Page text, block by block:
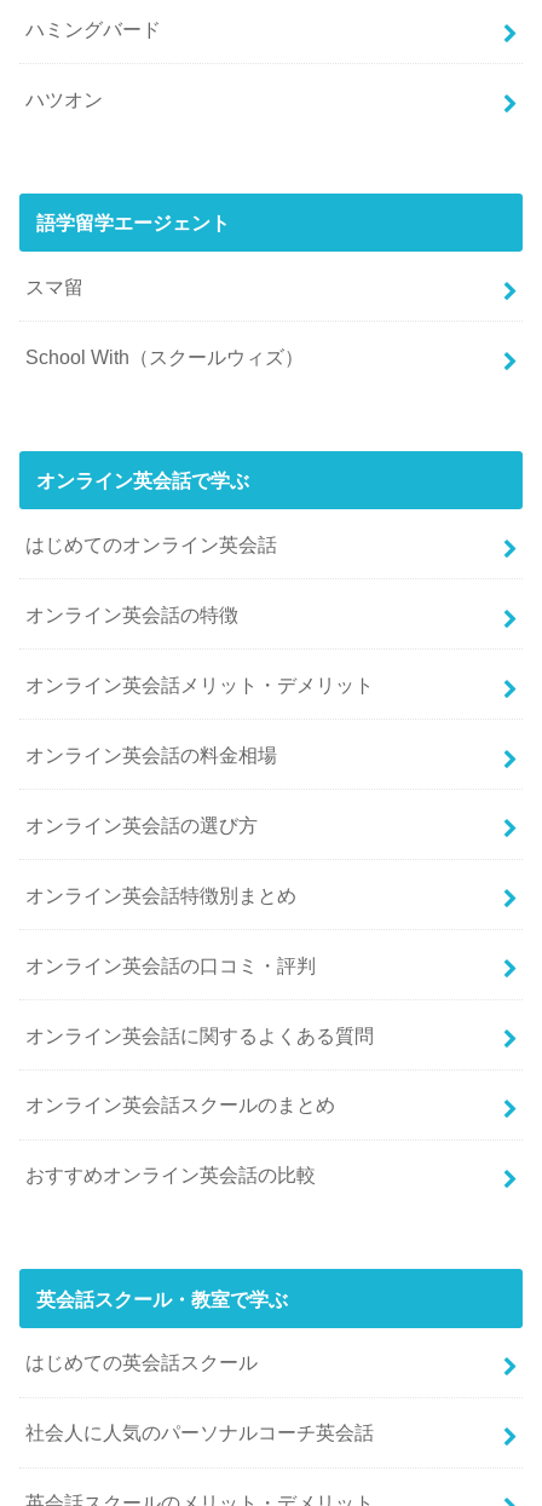
ハミングバード
ハツオン
語学留学エージェント
スマ留
School With（スクールウィズ）
オンライン英会話で学ぶ
はじめてのオンライン英会話
オンライン英会話の特徴
オンライン英会話メリット・デメリット
オンライン英会話の料金相場
オンライン英会話の選び方
オンライン英会話特徴別まとめ
オンライン英会話の口コミ・評判
オンライン英会話に関するよくある質問
オンライン英会話スクールのまとめ
おすすめオンライン英会話の比較
英会話スクール・教室で学ぶ
はじめての英会話スクール
社会人に人気のパーソナルコーチ英会話